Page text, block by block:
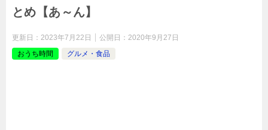
とめ【あ～ん】
更新日： 2023年7月22日 公開日： 2020年9月27日
おうち時間
グルメ・食品